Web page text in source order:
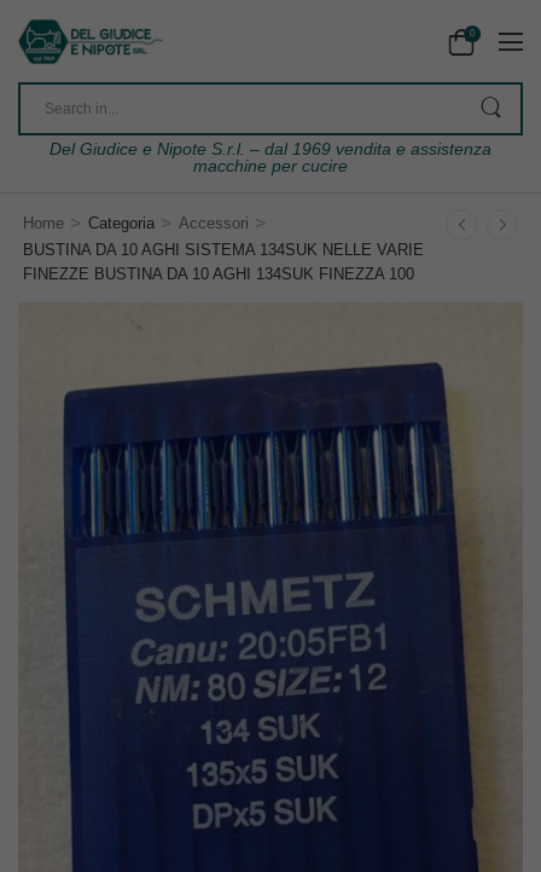
0
Del Giudice e Nipote S.r.l. – dal 1969 vendita e assistenza
macchine per cucire
Home > Categoria > Accessori >
BUSTINA DA 10 AGHI SISTEMA 134SUK NELLE VARIE
FINEZZE BUSTINA DA 10 AGHI 134SUK FINEZZA 100